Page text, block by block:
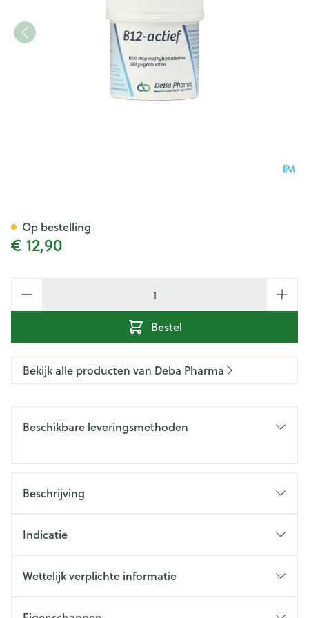
€ 12,90
Bestel
Op bestelling
Bekijk alle producten van Deba Pharma
Beschikbare leveringsmethoden
Beschrijving
Indicatie
Wettelijk verplichte informatie